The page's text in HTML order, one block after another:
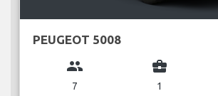
PEUGEOT 5008
group
7
business_center
1